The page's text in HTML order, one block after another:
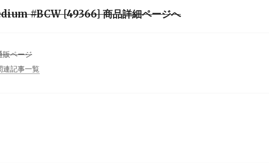
#BCW [49366] 商品詳細ページへ
販ページ
記事一覧